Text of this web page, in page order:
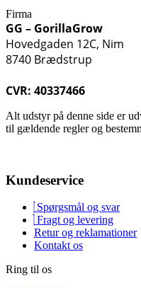
Firma
GG – GorillaGrow
Hovedgaden 12C, Nim
8740 Brædstrup
CVR: 40337466
Alt udstyr på denne side er
til gældende regler og
Kundeservice
Spørgsmål og svar
Fragt og levering
Retur og reklamationer
Kontakt os
Ring til os